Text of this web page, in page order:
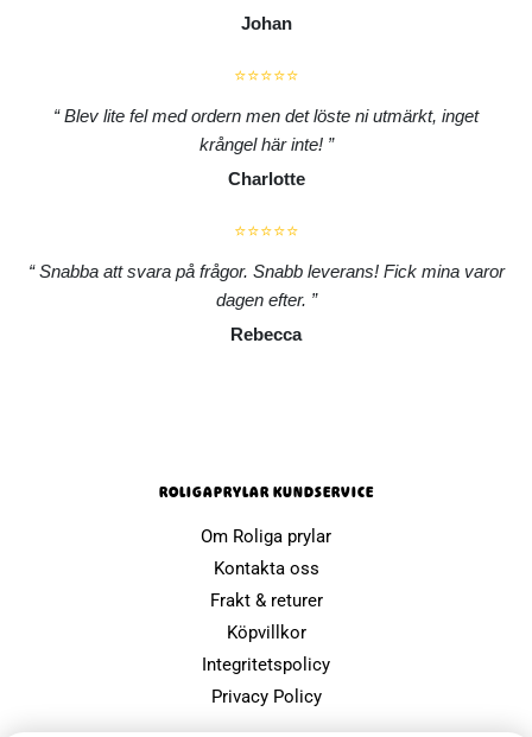
Johan
⭐⭐⭐⭐⭐
Blev lite fel med ordern men det löste ni utmärkt, inget
krångel här inte!
Charlotte
⭐⭐⭐⭐⭐
Snabba att svara på frågor. Snabb leverans! Fick mina varor
dagen efter.
Rebecca
ROLIGAPRYLAR KUNDSERVICE
Om Roliga prylar
Kontakta oss
Frakt & returer
Köpvillkor
Integritetspolicy
Privacy Policy